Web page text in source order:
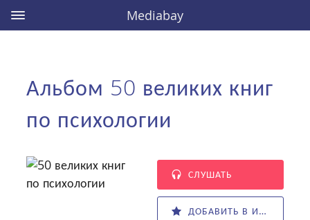
Mediabay
Альбом 50 великих книг
по психологии
СЛУШАТЬ
ДОБАВИТЬ В ИЗБРАННОЕ